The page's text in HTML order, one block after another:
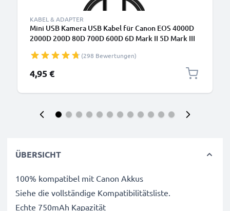
KABEL & ADAPTER
Mini USB Kamera USB Kabel für Canon EOS 4000D
2000D 200D 80D 700D 600D 6D Mark II 5D Mark III
Fotokameras - IFC-200U IFC-400PCU IFC-500U
Datenkabel 2.0, PVC Ladekabel
(298 Bewertungen)
4,95 €
ÜBERSICHT
100% kompatibel mit Canon Akkus
Siehe die vollständige Kompatibilitätsliste.
Echte 750mAh Kapazität